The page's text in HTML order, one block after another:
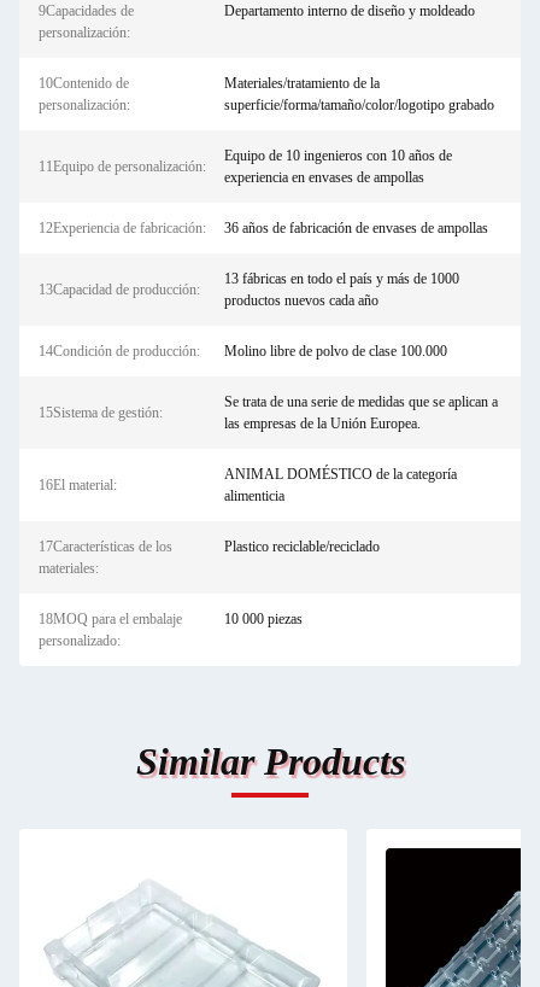
9Capacidades de
personalización:
Departamento interno de diseño y moldeado
10Contenido de
personalización:
Materiales/tratamiento de la
superficie/forma/tamaño/color/logotipo grabado
11Equipo de personalización:
Equipo de 10 ingenieros con 10 años de
experiencia en envases de ampollas
12Experiencia de fabricación: 36 años de fabricación de envases de ampollas
13Capacidad de producción:
13 fábricas en todo el país y más de 1000
productos nuevos cada año
14Condición de producción: Molino libre de polvo de clase 100.000
15Sistema de gestión:
Se trata de una serie de medidas que se aplican a
las empresas de la Unión Europea.
16El material:
ANIMAL DOMÉSTICO de la categoría
alimenticia
17Características de los
materiales:
Plastico reciclable/reciclado
18MOQ para el embalaje
personalizado:
10 000 piezas
Similar Products